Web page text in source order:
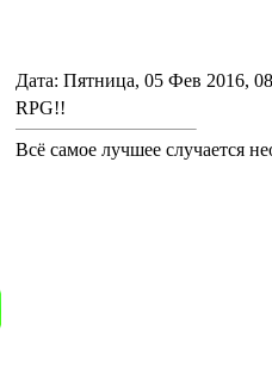
Дата: Пятница, 05 Фев 2016,
RPG!!
Всё самое лучшее случается